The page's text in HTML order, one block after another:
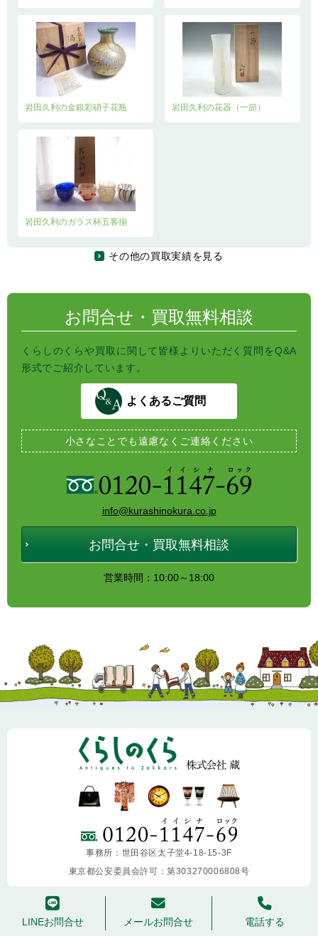
岩田久利の金銀彩硝子花瓶 岩田久利の花器（一節）
岩田久利のガラス杯五客揃
その他の買取実績を見る
お問合せ・買取無料相談
くらしのくらや買取に関して皆様よりいただく質問をQ&A
形式でご紹介しています。
よくあるご質問
小さなことでも遠慮なくご連絡ください
info@kurashinokura.co.jp
お問合せ・買取無料相談
営業時間：10:00～18:00
事務所：世田谷区太子堂4-18-15-3F
東京都公安委員会許可：第303270006808号
2013-2026 KURASHINOKURA. All Rights Reserved.
LINEお問合せ メールお問合せ 電話する